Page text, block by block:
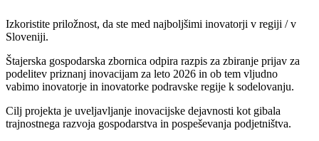
Izkoristite priložnost, da ste med najboljšimi inovatorji v regiji / v
Sloveniji.
Štajerska gospodarska zbornica odpira razpis za zbiranje prijav za
podelitev priznanj inovacijam za leto 2026 in ob tem vljudno
vabimo inovatorje in inovatorke podravske regije k sodelovanju.
Cilj projekta je uveljavljanje inovacijske dejavnosti kot gibala
trajnostnega razvoja gospodarstva in pospeševanja podjetništva.